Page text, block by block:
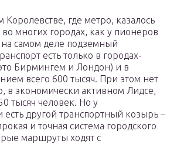
где метро, казалось
многих городах, как у пионеров
самом деле подземный
есть только в городах-
Бирмингем и Лондон) и в
всего 600 тысяч. При этом нет
в экономически активном Лидсе,
тысяч человек. Но у
другой транспортный козырь –
и точная система городского
маршруты ходят с